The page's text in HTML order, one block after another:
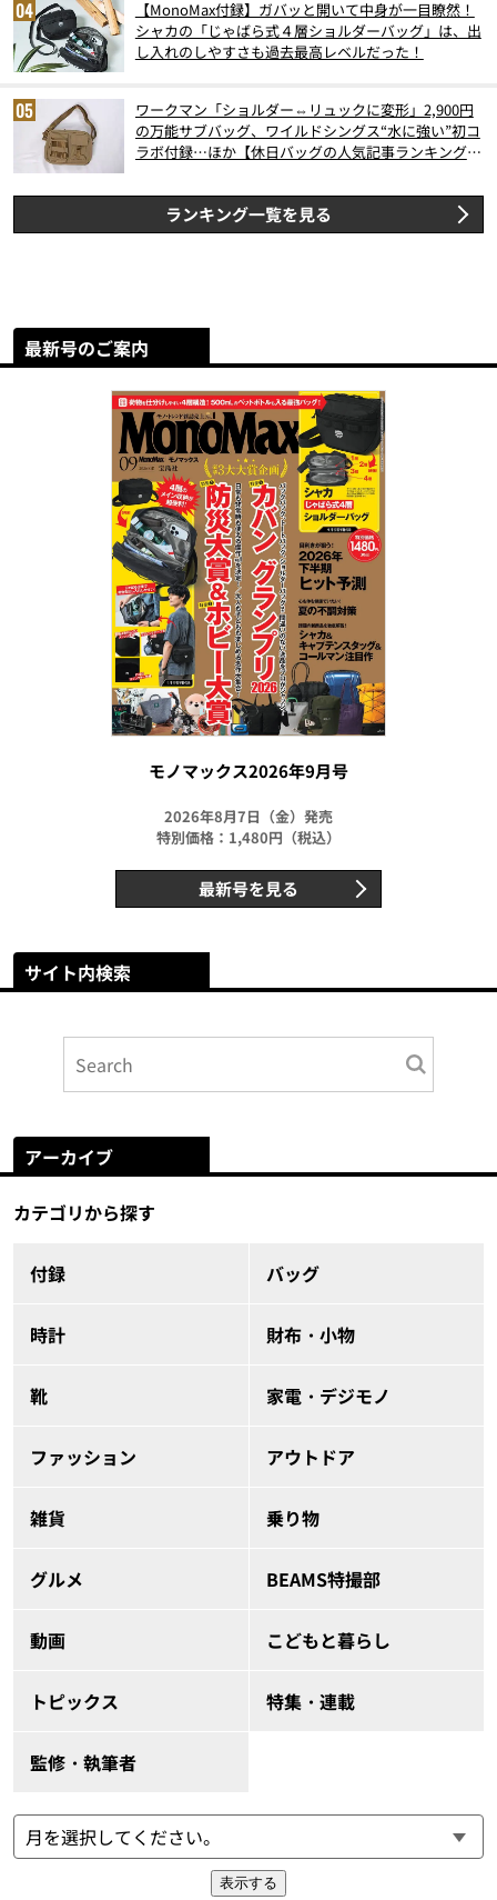
【MonoMax付録】ガバッと開いて中身が一目瞭然！
シャカの「じゃばら式４層ショルダーバッグ」は、出
し入れのしやすさも過去最高レベルだった！
ワークマン「ショルダー⇔リュックに変形」2,900円
の万能サブバッグ、ワイルドシングス“水に強い”初コ
ラボ付録…ほか【休日バッグの人気記事ランキングベ
ランキング一覧を見る
最新号のご案内
モノマックス2026年9月号
2026年8月7日（金）発売
特別価格：1,480円（税込）
最新号を見る
サイト内検索
アーカイブ
カテゴリから探す
付録 バッグ
時計 財布・小物
靴 家電・デジモノ
ファッション アウトドア
雑貨 乗り物
グルメ BEAMS特撮部
動画 こどもと暮らし
トピックス 特集・連載
監修・執筆者
表示する